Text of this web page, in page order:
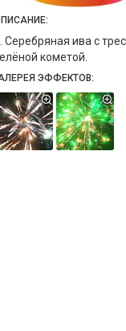
Серебряная ива с
кометой.
ЭФФЕКТОВ: